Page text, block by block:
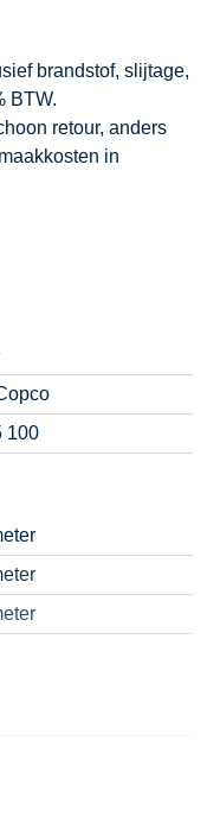
brandstof, slijtage,
BTW.
retour, anders
in
100